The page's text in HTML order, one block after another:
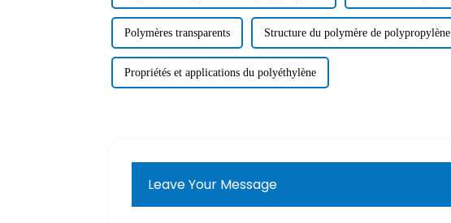
Polymères transparents Structure du polymère de polypropylène
Propriétés et applications du polyéthylène
Leave Your Message